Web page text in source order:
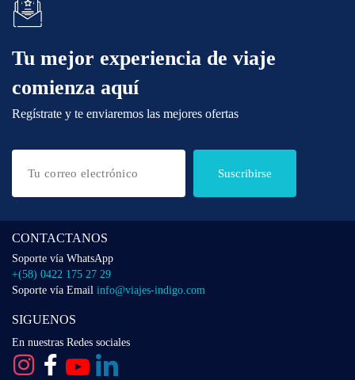
Tu mejor experiencia de viaje
comienza aquí
Regístrate y te enviaremos las mejores ofertas
Suscribirse
CONTACTANOS
Soporte vía WhatsApp
+(58) 0422 175 27 29
Soporte vía Email info@viajes-indigo.com
SIGUENOS
En nuestras Redes sociales